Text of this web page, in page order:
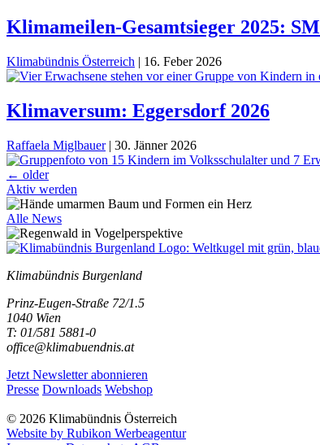
Klimameilen-Gesamtsieger 2025:
Klimabündnis Österreich | 16. Feber 2026
Klimaversum: Eggersdorf 2026
Raffaela Miglbauer | 30. Jänner 2026
Beitragsnavigation
← older
Aktiv werden
Alle News
Klimabündnis Burgenland
Prinz-Eugen-Straße 72/1.5
1040 Wien
T: 01/581 5881-0
office@klimabuendnis.at
Jetzt Newsletter abonnieren
Presse Downloads Webshop
© 2026 Klimabündnis Österreich
Website by Rubikon Werbeagentur